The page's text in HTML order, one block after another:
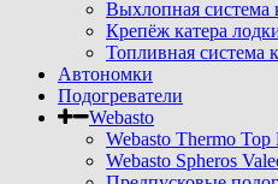
Выхлопная система
Крепёж катера
Топливная система
Автономки
Подогреватели
Webasto
Webasto Thermo Top
Webasto Spheros